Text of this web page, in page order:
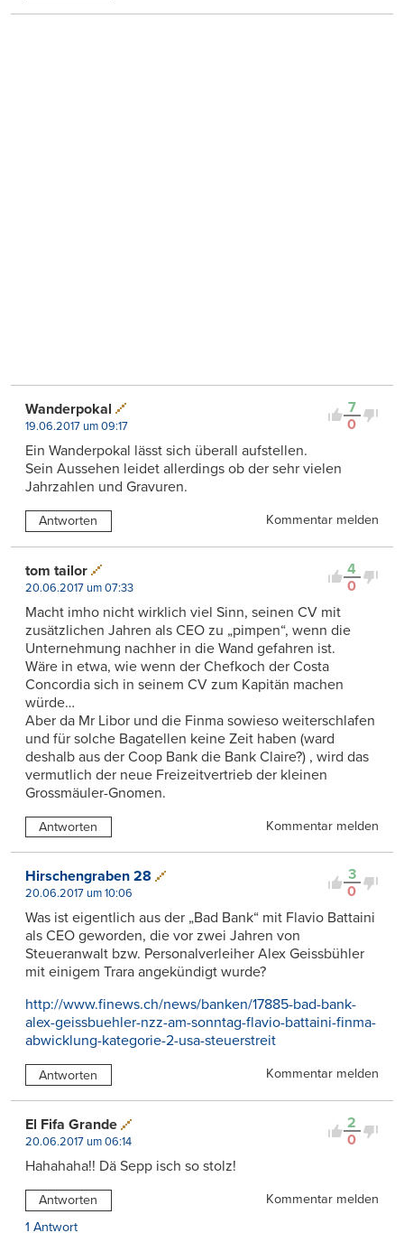
7
0
Wanderpokal
19.06.2017 um 09:17
Ein Wanderpokal lässt sich überall aufstellen.
Sein Aussehen leidet allerdings ob der sehr vielen
Jahrzahlen und Gravuren.
Antworten Kommentar melden
4
0
tom tailor
20.06.2017 um 07:33
Macht imho nicht wirklich viel Sinn, seinen CV mit
zusätzlichen Jahren als CEO zu „pimpen“, wenn die
Unternehmung nachher in die Wand gefahren ist.
Wäre in etwa, wie wenn der Chefkoch der Costa
Concordia sich in seinem CV zum Kapitän machen
würde…
Aber da Mr Libor und die Finma sowieso weiterschlafen
und für solche Bagatellen keine Zeit haben (ward
deshalb aus der Coop Bank die Bank Claire?) , wird das
vermutlich der neue Freizeitvertrieb der kleinen
Grossmäuler-Gnomen.
Antworten Kommentar melden
3
0
Hirschengraben 28
20.06.2017 um 10:06
Was ist eigentlich aus der „Bad Bank“ mit Flavio Battaini
als CEO geworden, die vor zwei Jahren von
Steueranwalt bzw. Personalverleiher Alex Geissbühler
mit einigem Trara angekündigt wurde?
http://www.finews.ch/news/banken/17885-bad-bank-
alex-geissbuehler-nzz-am-sonntag-flavio-battaini-finma-
abwicklung-kategorie-2-usa-steuerstreit
Antworten Kommentar melden
2
0
El Fifa Grande
20.06.2017 um 06:14
Hahahaha!! Dä Sepp isch so stolz!
Antworten
Kommentar melden
1 Antwort